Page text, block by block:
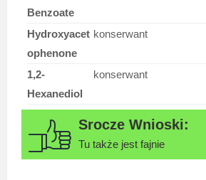
Benzoate
Hydroxyacet
ophenone
konserwant
1,2-
Hexanediol
konserwant
Tu także jest fajnie